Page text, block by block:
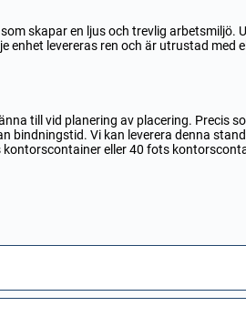
skapar en ljus och trevlig arbetsmiljö.
levereras ren och är utrustad med
till vid planering av placering. Precis
Vi kan leverera denna
kontorscontainereller40 fots